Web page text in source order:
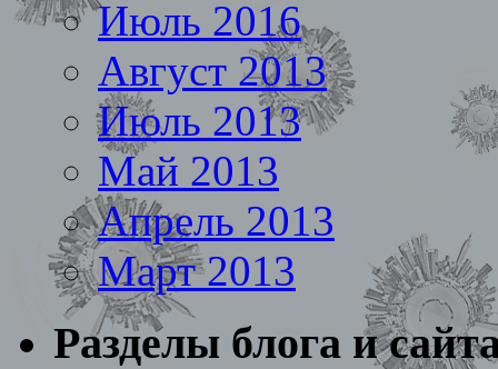
Июль 2016
Август 2013
Июль 2013
Май 2013
Апрель 2013
Март 2013
Разделы блога и